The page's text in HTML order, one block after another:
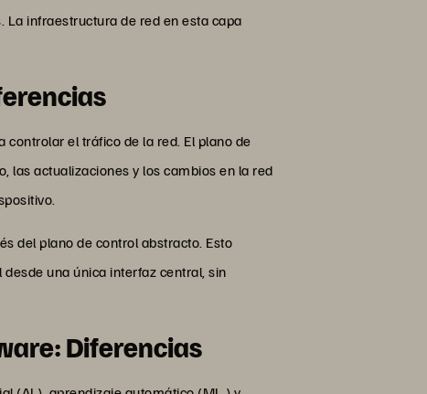
infraestructura de red en esta capa
el tráfico de la red. El plano de
las actualizaciones y los cambios en la red
del plano de control abstracto. Esto
una única interfaz central, sin
Diferencias